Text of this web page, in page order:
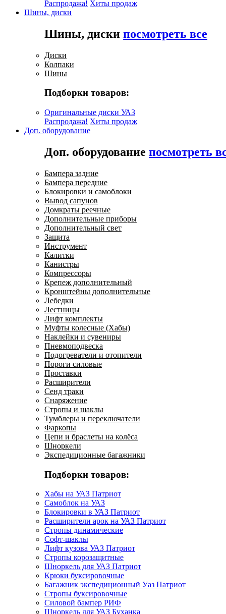
Распродажа! Хиты продаж
Шины, диски
Шины, диски посмотреть все
Диски
Колпаки
Шины
Подборки товаров:
Оригинальные диски УАЗ
Распродажа! Хиты продаж
Доп. оборудование
Доп. оборудование посмотреть
Бампера задние
Бампера передние
Блокировки и самоблоки
Вывод сапунов
Домкраты реечные
Дополнительные приборы
Дополнительный свет
Защита
Инструмент
Калитки
Канистры
Компрессоры
Крепеж дополнительный
Кронштейны дополнительные
Лебедки
Лестницы
Лифт комплекты
Муфты колесные (Хабы)
Наклейки и сувениры
Пневмоподвеска
Подогреватели и отопители
Пороги силовые
Проставки
Расширители
Сенд траки
Снаряжение
Стропы и шаклы
Тумблеры и переключатели
Фаркопы
Цепи и браслеты на колёса
Шноркели
Экспедиционные багажники
Подборки товаров:
Хабы на УАЗ Патриот
Самоблок на УАЗ
Блокировки в УАЗ Патриот
Расширители арок на УАЗ Патриот
Стропы динамические
Софт-шаклы
Лифт кузова УАЗ Патриот
Стропы корозащитные
Шноркель для УАЗ Патриот
Крюки буксировочные
Багажник экспедиционный Уаз Патриот
Стропы буксировочные
Силовой бампер РИФ
Шноркель для УАЗ Буханка